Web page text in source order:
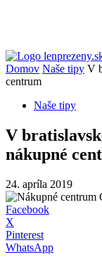
Domov Naše tipy V
centrum
Naše tipy
V
nákupné
24. apríla 2019
Facebook
X
Pinterest
WhatsApp